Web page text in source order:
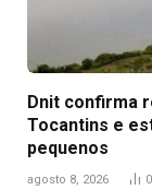
Dnit confirma
Tocantins e
pequenos
agosto 8, 2026 0